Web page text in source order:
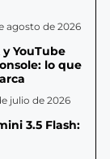
agosto de 2026
YouTube
lo que
julio de 2026
3.5 Flash: